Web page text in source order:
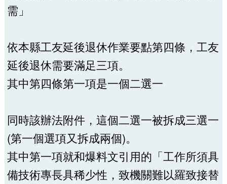
需」
依本縣工友延後退休作業要點第四條，工友
延後退休需要滿足三項。
其中第四條第一項是一個二選一
同時該辦法附件，這個二選一被拆成三選一
(第一個選項又拆成兩個)。
其中第一項就和爆料文引用的「工作所須具
備技術專長具稀少性，致機關難以羅致接替